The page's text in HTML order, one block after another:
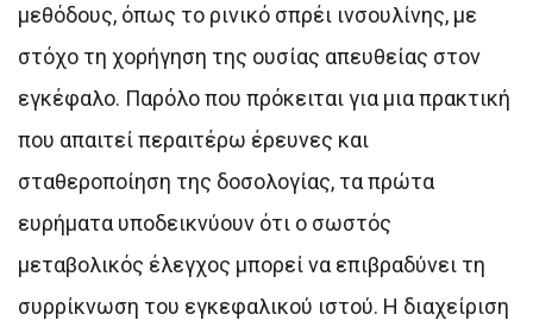
μεθόδους, όπως το ρινικό σπρέι ινσουλίνης, με
στόχο τη χορήγηση της ουσίας απευθείας στον
εγκέφαλο. Παρόλο που πρόκειται για μια πρακτική
που απαιτεί περαιτέρω έρευνες και
σταθεροποίηση της δοσολογίας, τα πρώτα
ευρήματα υποδεικνύουν ότι ο σωστός
μεταβολικός έλεγχος μπορεί να επιβραδύνει τη
συρρίκνωση του εγκεφαλικού ιστού. Η διαχείριση